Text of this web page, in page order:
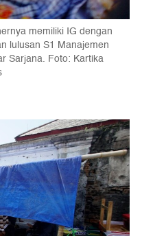
memiliki IG dengan
lulusan S1 Manajemen
Sarjana. Foto: Kartika